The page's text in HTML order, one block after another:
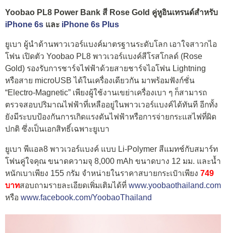
Yoobao PL8 Power Bank สี Rose Gold คู่หูอินเทรนด์สำหรับ
iPhone 6s และ iPhone 6s Plus
ยูเบา ผู้นำด้านพาวเวอร์แบงค์มาตรฐานระดับโลก เอาใจสาวกไอ
โฟน เปิดตัว Yoobao PL8 พาวเวอร์แบงค์สีโรสโกลด์ (Rose
Gold) รองรับการชาร์จไฟฟ้าด้วยสายชาร์จไอโฟน Lightning
หรือสาย microUSB ได้ในเครื่องเดียวกัน มาพร้อมฟังก์ชั่น
“Electro-Magnetic” เพียงผู้ใช้งานเขย่าเครื่องเบา ๆ ก็สามารถ
ตรวจสอบปริมาณไฟฟ้าที่เหลืออยู่ในพาวเวอร์แบงค์ได้ทันที อีกทั้ง
ยังมีระบบป้องกันการเกิดแรงดันไฟฟ้าหรือการจ่ายกระแสไฟที่ผิด
ปกติ ซึ่งเป็นเอกสิทธิ์เฉพาะยูเบา
ยูเบา พีแอล8 พาวเวอร์แบงค์ แบบ Li-Polymer สีแมทช์กับสมาร์ท
โฟนคู่ใจคุณ ขนาดความจุ 8,000 mAh ขนาดบาง 12 มม. และน้ำ
หนักเบาเพียง 155 กรัม จำหน่ายในราคาสบายกระเป๋าเพียง 749
บาทสอบถามรายละเอียดเพิ่มเติมได้ที่ www.yoobaothailand.com
หรือ www.facebook.com/YoobaoThailand